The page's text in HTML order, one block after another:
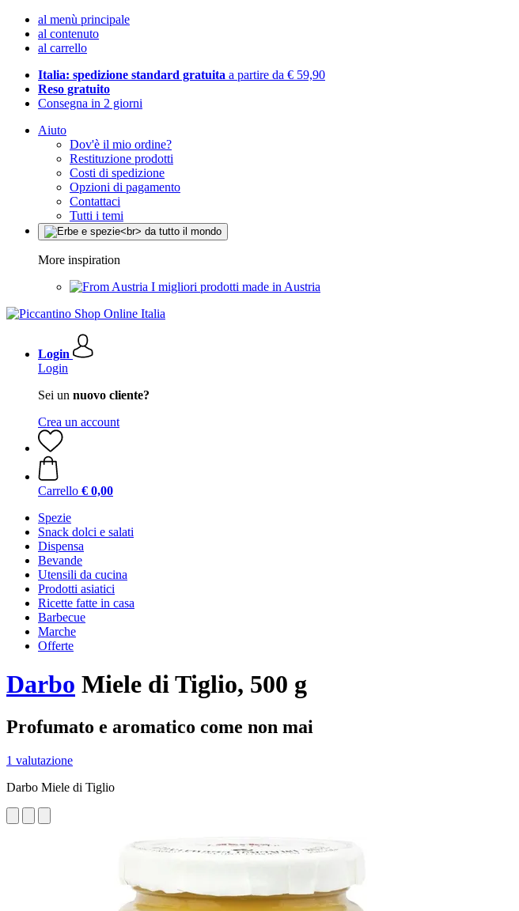
al menù principale
al contenuto
al carrello
Italia: spedizione standard gratuita a partire da € 59,90
Reso gratuito
Consegna in 2 giorni
Aiuto
Dov'è il mio ordine?
Restituzione prodotti
Costi di spedizione
Opzioni di pagamento
Contattaci
Tutti i temi
More inspiration
I migliori prodotti made in Austria
Login
Login
Sei un nuovo cliente?
Crea un account
Carrello € 0,00
Spezie
Snack dolci e salati
Dispensa
Bevande
Utensili da cucina
Prodotti asiatici
Ricette fatte in casa
Barbecue
Marche
Offerte
Darbo Miele di Tiglio, 500 g
Profumato e aromatico come non mai
1 valutazione
Darbo Miele di Tiglio